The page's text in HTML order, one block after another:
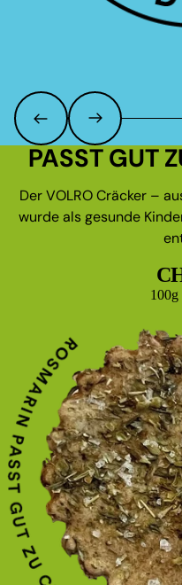
PASST GUT
Der VOLRO Cräcker –
wurde als gesunde